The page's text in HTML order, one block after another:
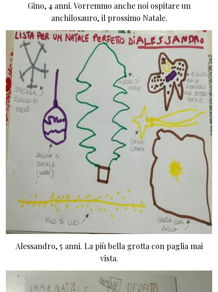
Gino, 4 anni. Vorremmo anche noi ospitare un
anchilosauro, il prossimo Natale.
Alessandro, 5 anni. La più bella grotta con paglia mai
vista.